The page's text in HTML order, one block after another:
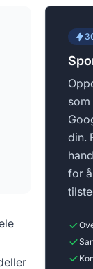
som
din.
for